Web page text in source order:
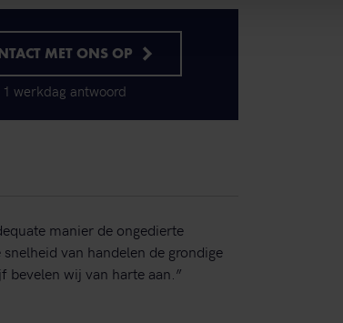
MET ONS OP
1 werkdag antwoord
manier de ongedierte
van handelen de grondige
wij van harte aan.”